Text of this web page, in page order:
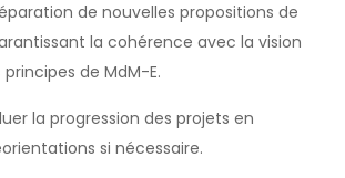
de nouvelles propositions de
la cohérence avec la vision
de MdM-E.
la progression des projets en
si nécessaire.